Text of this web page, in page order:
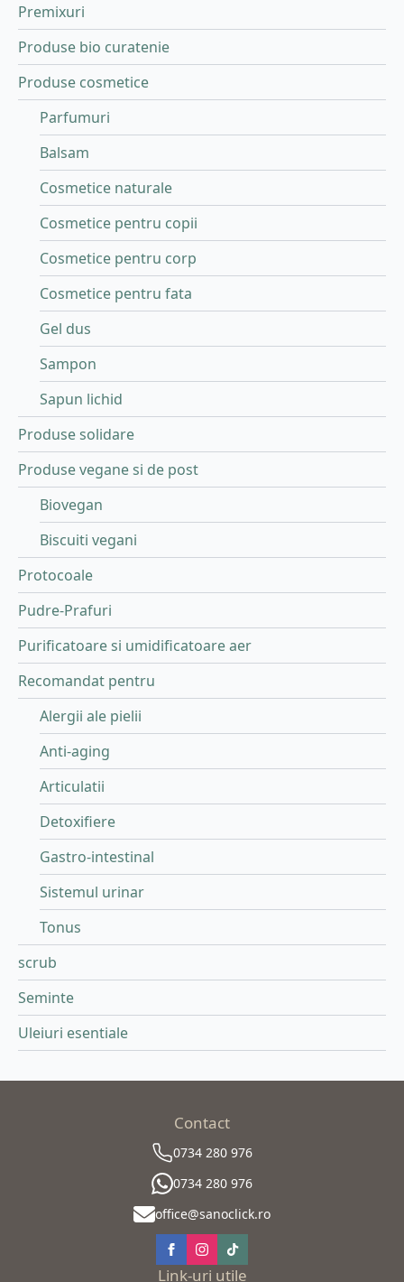
Premixuri
Produse bio curatenie
Produse cosmetice
Parfumuri
Balsam
Cosmetice naturale
Cosmetice pentru copii
Cosmetice pentru corp
Cosmetice pentru fata
Gel dus
Sampon
Sapun lichid
Produse solidare
Produse vegane si de post
Biovegan
Biscuiti vegani
Protocoale
Pudre-Prafuri
Purificatoare si umidificatoare aer
Recomandat pentru
Alergii ale pielii
Anti-aging
Articulatii
Detoxifiere
Gastro-intestinal
Sistemul urinar
Tonus
scrub
Seminte
Uleiuri esentiale
Contact
0734 280 976
0734 280 976
office@sanoclick.ro
Link-uri utile